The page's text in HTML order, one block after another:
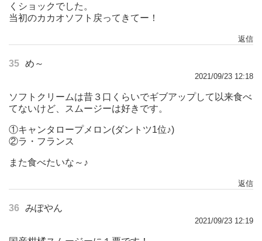
くショックでした。
当初のカカオソフト戻ってきてー！
返信
35 め～
2021/09/23 12:18
ソフトクリームは昔３口くらいでギブアップして以来食べ
てないけど、スムージーは好きです。
①キャンタロープメロン(ダントツ1位♪)
②ラ・フランス
また食べたいな～♪
返信
36 みぽやん
2021/09/23 12:19